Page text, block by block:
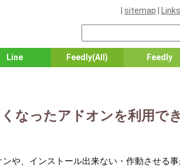
sitemap Links
Line Feedly(All) Feedly
なったアドオンを利用で
や、インストール出来ない・作動させる